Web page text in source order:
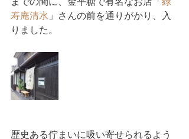
までの間に、金平糖で有名なお店「 緑
寿庵清水」さんの前を通りがかり、入
りました。
歴史ある佇まいに吸い寄せられるよう